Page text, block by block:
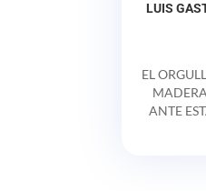
LUIS
EL
ANTE